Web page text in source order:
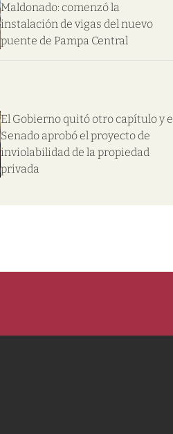
Maldonado: comenzó la
instalación de vigas del nuevo
puente de Pampa Central
El Gobierno quitó otro capítulo y
Senado aprobó el proyecto de
inviolabilidad de la propiedad
privada